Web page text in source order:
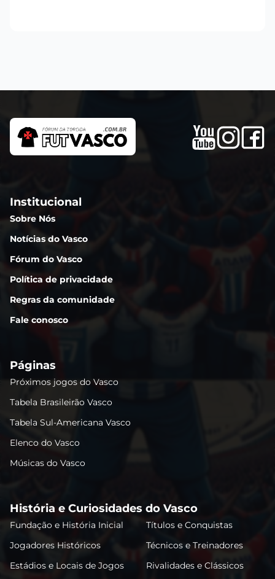
Institucional
Sobre Nós
Notícias do Vasco
Fórum do Vasco
Política de privacidade
Regras da comunidade
Fale conosco
Páginas
Próximos jogos do Vasco
Tabela Brasileirão Vasco
Tabela Sul-Americana Vasco
Elenco do Vasco
Músicas do Vasco
História e Curiosidades do Vasco
Fundação e História Inicial
Títulos e Conquistas
Jogadores Históricos
Técnicos e Treinadores
Estádios e Locais de Jogos
Rivalidades e Clássicos